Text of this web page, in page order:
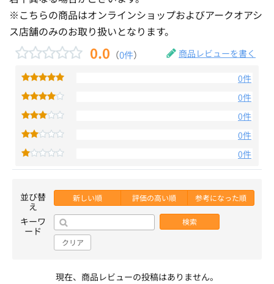
※こちらの商品はオンラインショップおよびアークオアシ
ス店舗のみのお取り扱いとなります。
0.0 （0件） 商品レビューを書く
0件
0件
0件
0件
0件
並び替
え
新しい順 評価の高い順 参考になった順
キーワ
ード
検索
クリア
現在、商品レビューの投稿はありません。